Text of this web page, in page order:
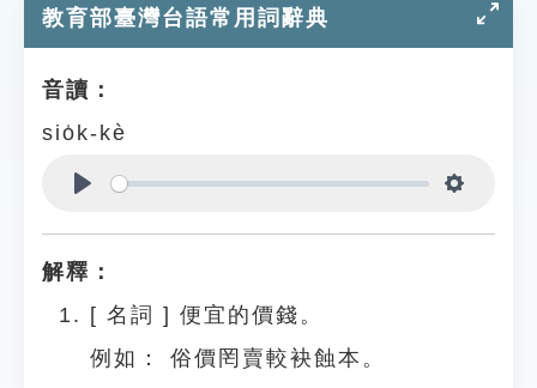
知識索引
遊戲專區
貓頭鷹博士
教育部臺灣台語常用詞辭典
音讀：
sio̍k-kè
解釋：
[ 名詞 ] 便宜的價錢。
例如：
俗價罔賣較袂蝕本。